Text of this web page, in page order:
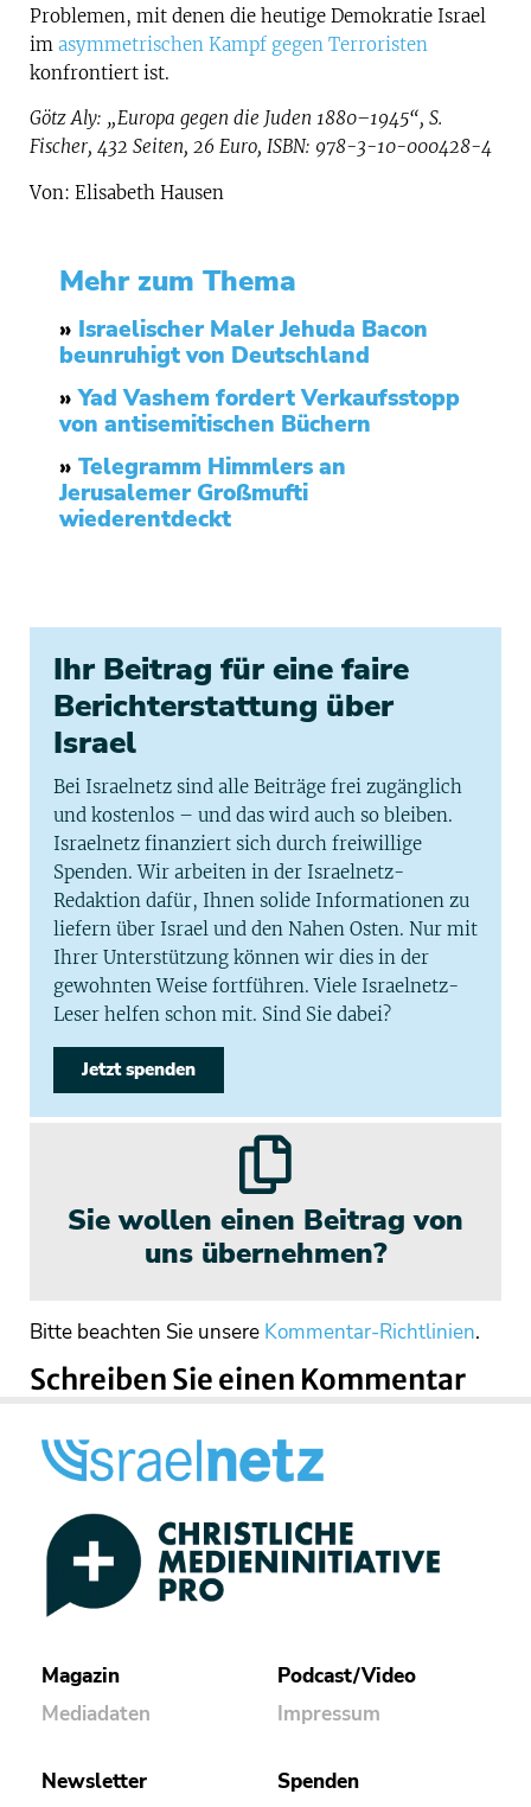
Problemen, mit denen die heutige Demokratie Israel
im asymmetrischen Kampf gegen Terroristen
konfrontiert ist.
Götz Aly: „Europa gegen die Juden 1880–1945“, S.
Fischer, 432 Seiten, 26 Euro, ISBN: 978-3-10-000428-4
Von: Elisabeth Hausen
Mehr zum Thema
» Israelischer Maler Jehuda Bacon
beunruhigt von Deutschland
»Yad Vashem fordert Verkaufsstopp
von antisemitischen Büchern
» Telegramm Himmlers an
Jerusalemer Großmufti
wiederentdeckt
Ihr Beitrag für eine faire
Berichterstattung über
Israel
Bei Israelnetz sind alle Beiträge frei zugänglich
und kostenlos – und das wird auch so bleiben.
Israelnetz finanziert sich durch freiwillige
Spenden. Wir arbeiten in der Israelnetz-
Redaktion dafür, Ihnen solide Informationen zu
liefern über Israel und den Nahen Osten. Nur mit
Ihrer Unterstützung können wir dies in der
gewohnten Weise fortführen. Viele Israelnetz-
Leser helfen schon mit. Sind Sie dabei?
Jetzt spenden
Sie wollen einen Beitrag von
uns übernehmen?
Bitte beachten Sie unsere Kommentar-Richtlinien.
Schreiben Sie einen Kommentar
Magazin
Mediadaten
Podcast/Video
Impressum
Newsletter
Spenden